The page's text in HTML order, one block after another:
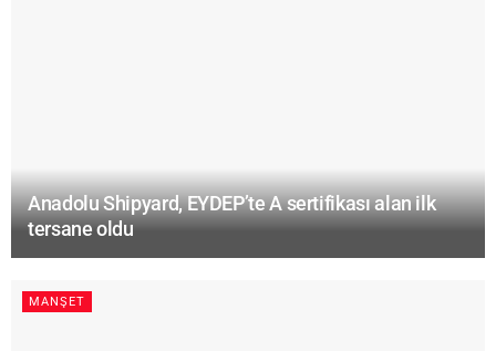
Anadolu Shipyard, EYDEP’te A sertifikası alan ilk
tersane oldu
MANŞET